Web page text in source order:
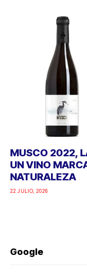
MUSCO 2022,
UN VINO
NATURALEZA
22 JULIO, 2026
Google